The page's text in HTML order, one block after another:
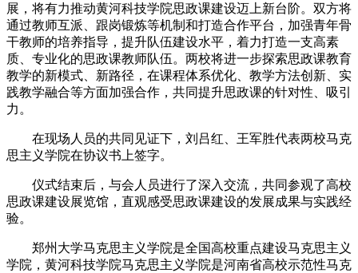
展，将有力推动黄河科技学院思政课建设迈上新台阶。双方将
通过教师互派、跟岗锻炼等机制和打造合作平台，加强青年骨
干教师的培养指导，提升队伍建设水平，着力打造一支高素
质、专业化的思政课教师队伍。两校将进一步探索思政课教育
教学的新模式、新路径，在课程体系优化、教学方法创新、实
践教学融合等方面加强合作，共同提升思政课的针对性、吸引
力。
在现场人员的共同见证下，刘吕红、王军胜代表两校马克
思主义学院在协议书上签字。
仪式结束后，与会人员进行了深入交流，共同参观了高校
思政课建设展览馆，直观感受思政课建设的发展成果与实践经
验。
郑州大学马克思主义学院是全国高校重点建设马克思主义
学院，黄河科技学院马克思主义学院是河南省高校示范性马克